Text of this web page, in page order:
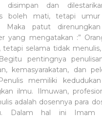
disimpan dan
boleh mati, tetapi umur
Maka patut
yang mengatakan :”
selama tidak menulis,
Begitu pentingnya
kemasyarakatan, dan
memiliki
ilmu. Ilmuwan,
adalah dosennya para
Dalam hal ini Imam